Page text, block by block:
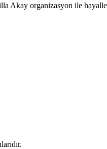
Akay organizasyon ile